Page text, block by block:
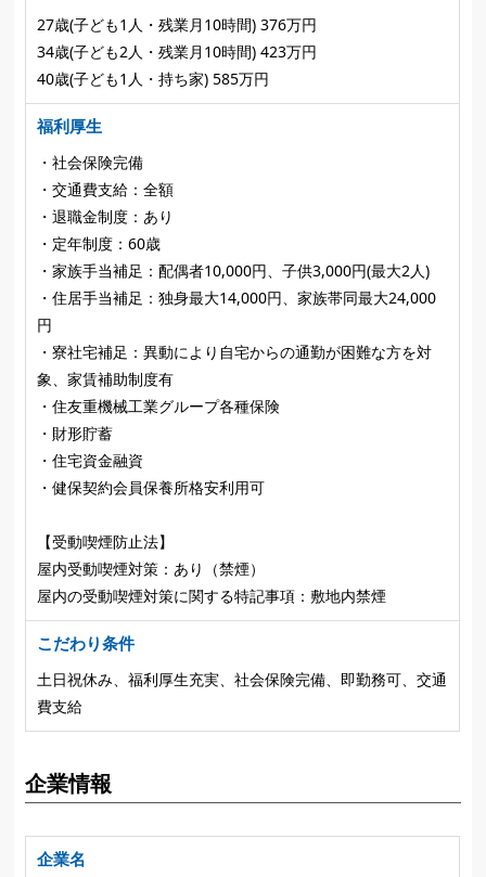
27歳(子ども1人・残業月10時間) 376万円
34歳(子ども2人・残業月10時間) 423万円
40歳(子ども1人・持ち家) 585万円
福利厚生
・社会保険完備
・交通費支給：全額
・退職金制度：あり
・定年制度：60歳
・家族手当補足：配偶者10,000円、子供3,000円(最大2人)
・住居手当補足：独身最大14,000円、家族帯同最大24,000
円
・寮社宅補足：異動により自宅からの通勤が困難な方を対
象、家賃補助制度有
・住友重機械工業グループ各種保険
・財形貯蓄
・住宅資金融資
・健保契約会員保養所格安利用可
【受動喫煙防止法】
屋内受動喫煙対策：あり（禁煙）
屋内の受動喫煙対策に関する特記事項：敷地内禁煙
こだわり条件
土日祝休み、福利厚生充実、社会保険完備、即勤務可、交通
費支給
企業情報
企業名